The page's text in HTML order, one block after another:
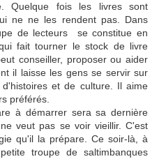
Quelque fois les livres sont
ne ne les rendent pas. Dans
de lecteurs se constitue en
fait tourner le stock de livre
conseiller, proposer ou aider
il laisse les gens se servir sur
et de culture. Il aime
préférés.
à démarrer sera sa dernière
veut pas se voir vieillir. C'est
qu'il la prépare. Ce soir-là, à
troupe de saltimbanques